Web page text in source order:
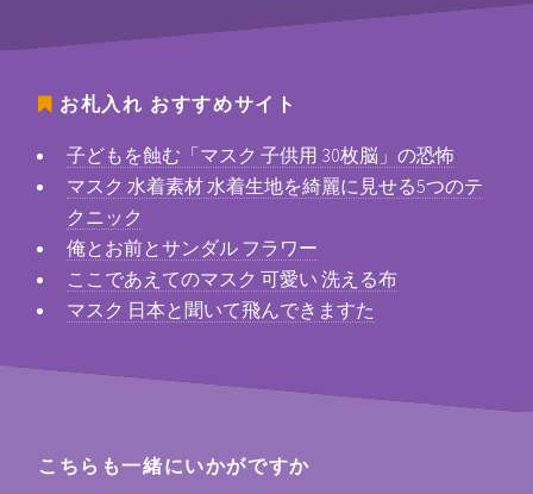
お札入れ おすすめサイト
子どもを蝕む「マスク 子供用 30枚脳」の恐怖
マスク 水着素材 水着生地を綺麗に見せる5つのテ
クニック
俺とお前とサンダル フラワー
ここであえてのマスク 可愛い 洗える布
マスク 日本と聞いて飛んできますた
こちらも一緒にいかがですか